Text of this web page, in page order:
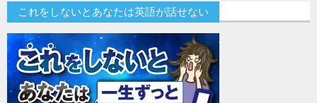
これをしないとあなたは英語が話せない